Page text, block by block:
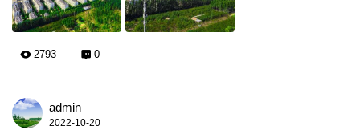
2793 0
admin
2022-10-20